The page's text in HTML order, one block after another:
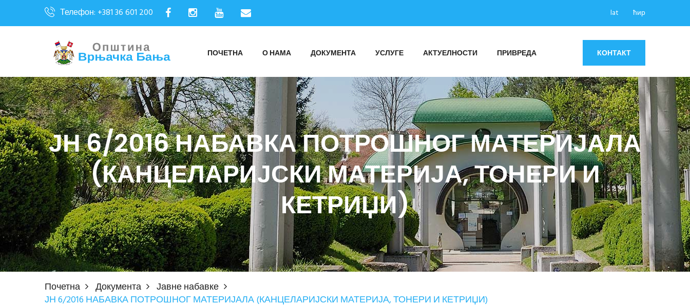
Телефон: +381 36 601 200 lat ћир
ПОЧЕТНА О НАМА ДОКУМЕНТА УСЛУГЕ АКТУЕЛНОСТИ ПРИВРЕДА КОНТАКТ
ЈН 6/2016 НАБАВКА ПОТРОШНОГ МАТЕРИЈАЛА
(КАНЦЕЛАРИЈСКИ МАТЕРИЈА, ТОНЕРИ И
КЕТРИЏИ)
Почетна Документа
Јавне набавке
ЈН 6/2016 НАБАВКА ПОТРОШНОГ МАТЕРИЈАЛА (КАНЦЕЛАРИЈСКИ МАТЕРИЈА, ТОНЕРИ И КЕТРИЏИ)